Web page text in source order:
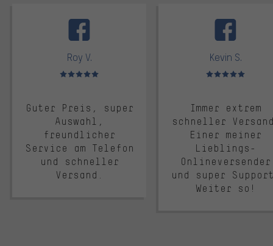
Roy V.
Bewertungen: 5 von 5
Guter Preis, super
Auswahl,
freundlicher
Service am Telefon
und schneller
Versand.
Kevin S.
Bewertungen: 5 von 5
Immer extrem
schneller
Einer meiner
Lieblings-
Onlineversender
und super
Weiter so!